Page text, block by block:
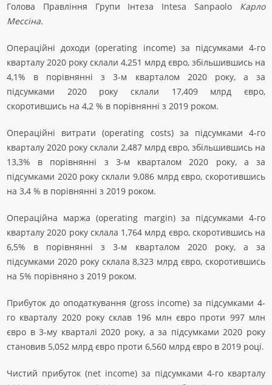
Голова Правління Групи Інтеза Intesa Sanpaolo Карло
Мессіна.
Операційні доходи (operating income) за підсумками 4-го
кварталу 2020 року склали 4,251 млрд євро, збільшившись на
4,1% в порівнянні з 3-м кварталом 2020 року, а за
підсумками 2020 року склали 17,409 млрд євро,
скоротившись на 4,2 % в порівнянні з 2019 роком.
Операційні витрати (operating costs) за підсумками 4-го
кварталу 2020 року склали 2,487 млрд євро, збільшившись на
13,3% в порівнянні з 3-м кварталом 2020 року, а за
підсумками 2020 року склали 9,086 млрд євро, скоротившись
на 3,4 % в порівнянні з 2019 роком.
Операційна маржа (operating margin) за підсумками 4-го
кварталу 2020 року склала 1,764 млрд євро, скоротившись на
6,5% в порівнянні з 3-м кварталом 2020 року, а за
підсумками 2020 року склала 8,323 млрд євро, скоротившись
на 5% порівняно з 2019 роком.
Прибуток до оподаткування (gross income) за підсумками 4-
го кварталу 2020 року склав 196 млн євро проти 997 млн
євро в 3-му кварталі 2020 року, а за підсумками 2020 року
становив 5,052 млрд євро проти 6,560 млрд євро в 2019 році.
Чистий прибуток (net income) за підсумками 4-го кварталу